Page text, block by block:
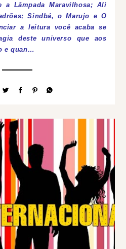
a Lâmpada Maravilhosa; Ali
Sindbá, o Marujo e O
a leitura você acaba se
deste universo que aos
e quan…